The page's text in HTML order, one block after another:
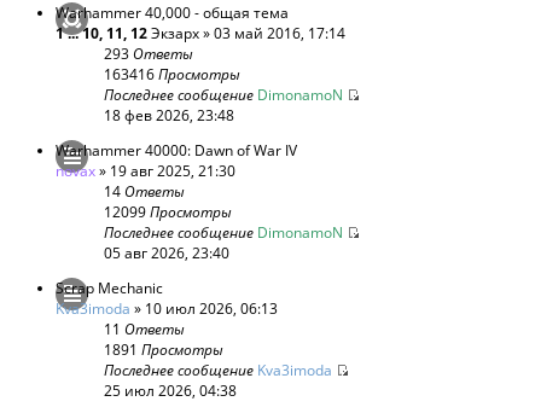
Warhammer 40,000 - общая тема
1...10, 11, 12Экзарх» 03 май 2016, 17:14
293Ответы
163416Просмотры
Последнее сообщение DimonamoN
18 фев 2026, 23:48
Warhammer 40000: Dawn of War IV
novax» 19 авг 2025, 21:30
14Ответы
12099Просмотры
Последнее сообщение DimonamoN
05 авг 2026, 23:40
Scrap Mechanic
Kva3imoda » 10 июл 2026, 06:13
11 Ответы
1891 Просмотры
Последнее сообщение Kva3imoda
25 июл 2026, 04:38